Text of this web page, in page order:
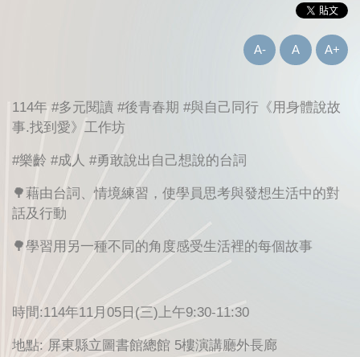
A- A A+
114年 #多元閱讀 #後青春期 #與自己同行《用身體說故
事.找到愛》工作坊
#樂齡 #成人 #勇敢說出自己想說的台詞
🌳藉由台詞、情境練習，使學員思考與發想生活中的對
話及行動
🌳學習用另一種不同的角度感受生活裡的每個故事
時間:114年11月05日(三)上午9:30-11:30
地點: 屏東縣立圖書館總館 5樓演講廳外長廊